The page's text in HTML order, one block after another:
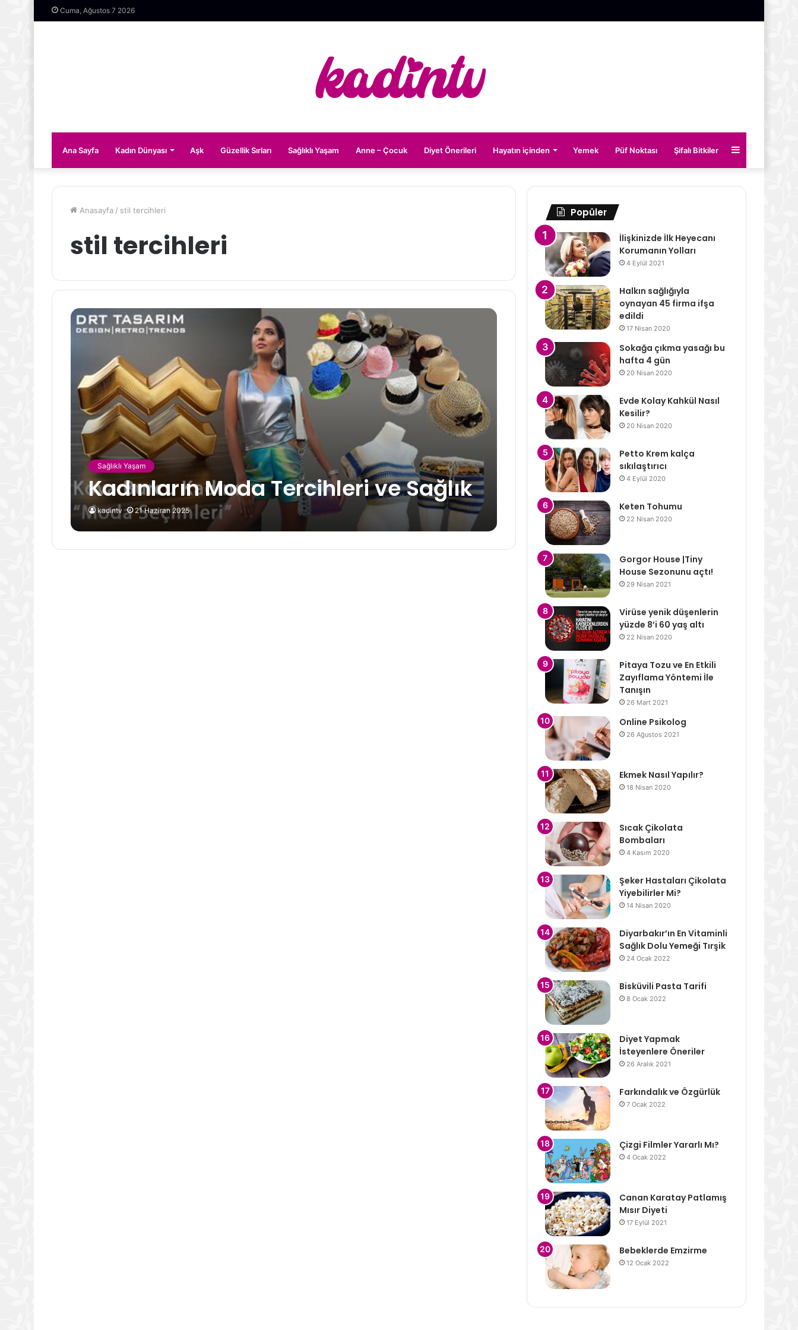
Cuma, Ağustos 7 2026
Ana Sayfa Kadın Dünyası Aşk Güzellik Sırları Sağlıklı Yaşam Anne – Çocuk Diyet Önerileri Hayatın içinden Yemek Püf Noktası Şifalı Bitkiler Kenar
Bölmesi
Anasayfa / stil tercihleri
stil tercihleri
Sağlıklı Yaşam
Kadınların Moda Tercihleri ve Sağlık
kadintv 21 Haziran 2025
Popüler
İlişkinizde İlk Heyecanı
Korumanın Yolları
4 Eylül 2021
Halkın sağlığıyla
oynayan 45 firma ifşa
edildi
17 Nisan 2020
Sokağa çıkma yasağı bu
hafta 4 gün
20 Nisan 2020
Evde Kolay Kahkül Nasıl
Kesilir?
20 Nisan 2020
Petto Krem kalça
sıkılaştırıcı
4 Eylül 2020
Keten Tohumu
22 Nisan 2020
Gorgor House |Tiny
House Sezonunu açtı!
29 Nisan 2021
Virüse yenik düşenlerin
yüzde 8’i 60 yaş altı
22 Nisan 2020
Pitaya Tozu ve En Etkili
Zayıflama Yöntemi İle
Tanışın
26 Mart 2021
Online Psikolog
26 Ağustos 2021
Ekmek Nasıl Yapılır?
18 Nisan 2020
Sıcak Çikolata
Bombaları
4 Kasım 2020
Şeker Hastaları Çikolata
Yiyebilirler Mi?
14 Nisan 2020
Diyarbakır’ın En Vitaminli
Sağlık Dolu Yemeği Tırşik
24 Ocak 2022
Bisküvili Pasta Tarifi
8 Ocak 2022
Diyet Yapmak
İsteyenlere Öneriler
26 Aralık 2021
Farkındalık ve Özgürlük
7 Ocak 2022
Çizgi Filmler Yararlı Mı?
4 Ocak 2022
Canan Karatay Patlamış
Mısır Diyeti
17 Eylül 2021
Bebeklerde Emzirme
12 Ocak 2022